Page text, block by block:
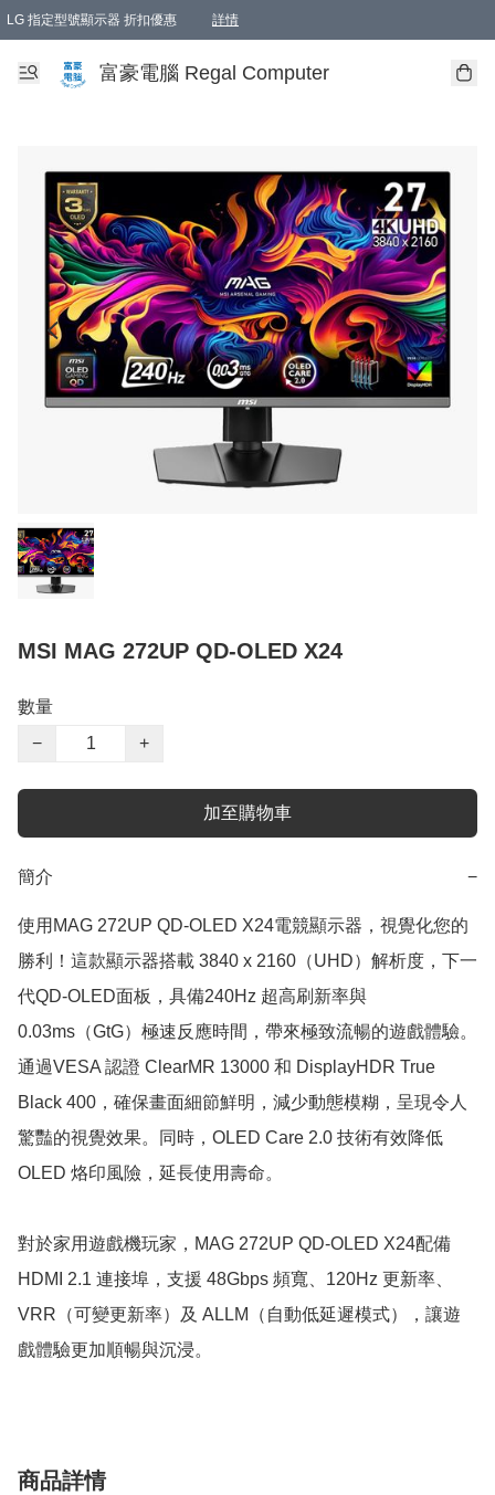
LG 指定型號顯示器 折扣優惠 詳情
富豪電腦 Regal Computer
MSI MAG 272UP QD-OLED X24
數量
−
+
加至購物車
簡介 −
使用MAG 272UP QD-OLED X24電競顯示器，視覺化您的
勝利！這款顯示器搭載 3840 x 2160（UHD）解析度，下一
代QD-OLED面板，具備240Hz 超高刷新率與
0.03ms（GtG）極速反應時間，帶來極致流暢的遊戲體驗。
通過VESA 認證 ClearMR 13000 和 DisplayHDR True
Black 400，確保畫面細節鮮明，減少動態模糊，呈現令人
驚豔的視覺效果。同時，OLED Care 2.0 技術有效降低
OLED 烙印風險，延長使用壽命。
對於家用遊戲機玩家，MAG 272UP QD-OLED X24配備
HDMI 2.1 連接埠，支援 48Gbps 頻寬、120Hz 更新率、
VRR（可變更新率）及 ALLM（自動低延遲模式），讓遊
戲體驗更加順暢與沉浸。
商品詳情